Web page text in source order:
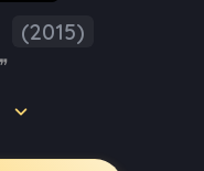
(2015)